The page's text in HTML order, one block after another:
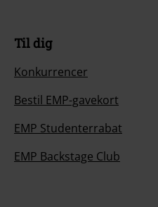
Til dig
Konkurrencer
Bestil EMP-gavekort
EMP Studenterrabat
EMP Backstage Club